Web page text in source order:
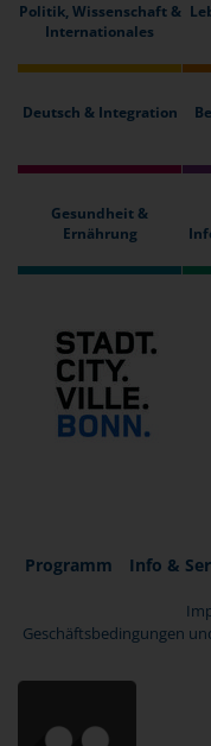
Politik, Wissenschaft &
Internationales
Deutsch & Integration
Gesundheit &
Ernährung
Programm Info &
Geschäftsbedingungen